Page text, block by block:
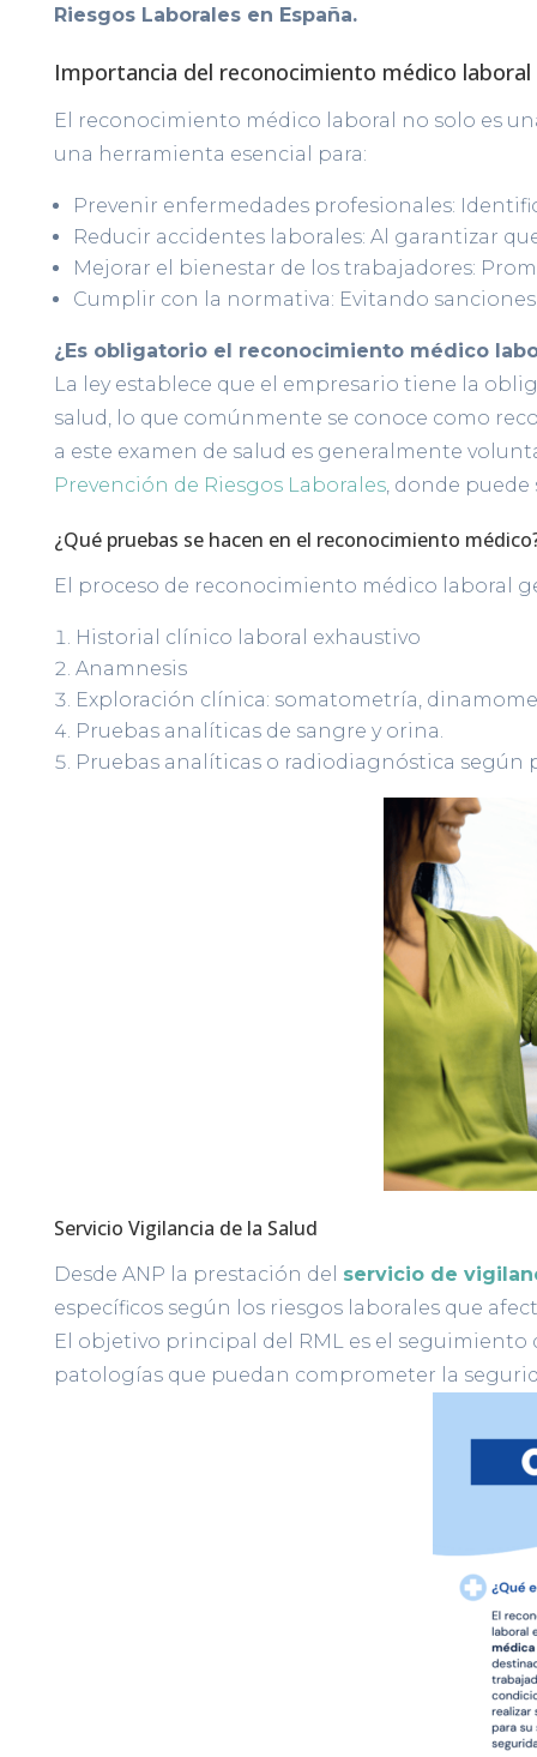
Riesgos Laborales en España.
Importancia del reconocimiento médico laboral
El reconocimiento médico laboral no solo es
una herramienta esencial para:
Prevenir enfermedades profesionales:
Reducir accidentes laborales: Al garantizar
Mejorar el bienestar de los trabajadores:
Cumplir con la normativa: Evitando
¿Es obligatorio el reconocimiento médico
La ley establece que el empresario tiene la
salud, lo que comúnmente se conoce como
a este examen de salud es generalmente
Prevención de Riesgos Laborales, donde puede
¿Qué pruebas se hacen en el reconocimiento
El proceso de reconocimiento médico laboral
Historial clínico laboral exhaustivo
Anamnesis
Exploración clínica: somatometría,
Pruebas analíticas de sangre y orina.
Pruebas analíticas o radiodiagnóstica
Servicio Vigilancia de la Salud
Desde ANP la prestación del servicio de
específicos según los riesgos laborales que
El objetivo principal del RML es el
patologías que puedan comprometer la